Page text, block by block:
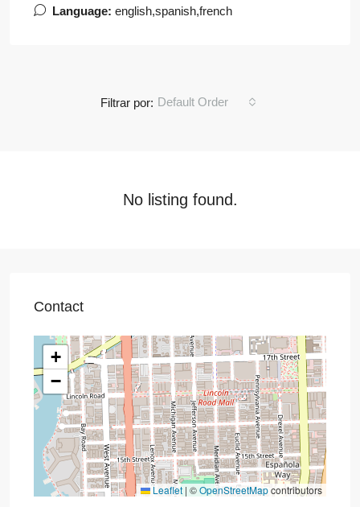
Language: english,spanish,french
Filtrar por: Default Order
No listing found.
Contact
+
−
Leaflet | ©OpenStreetMapcontributors